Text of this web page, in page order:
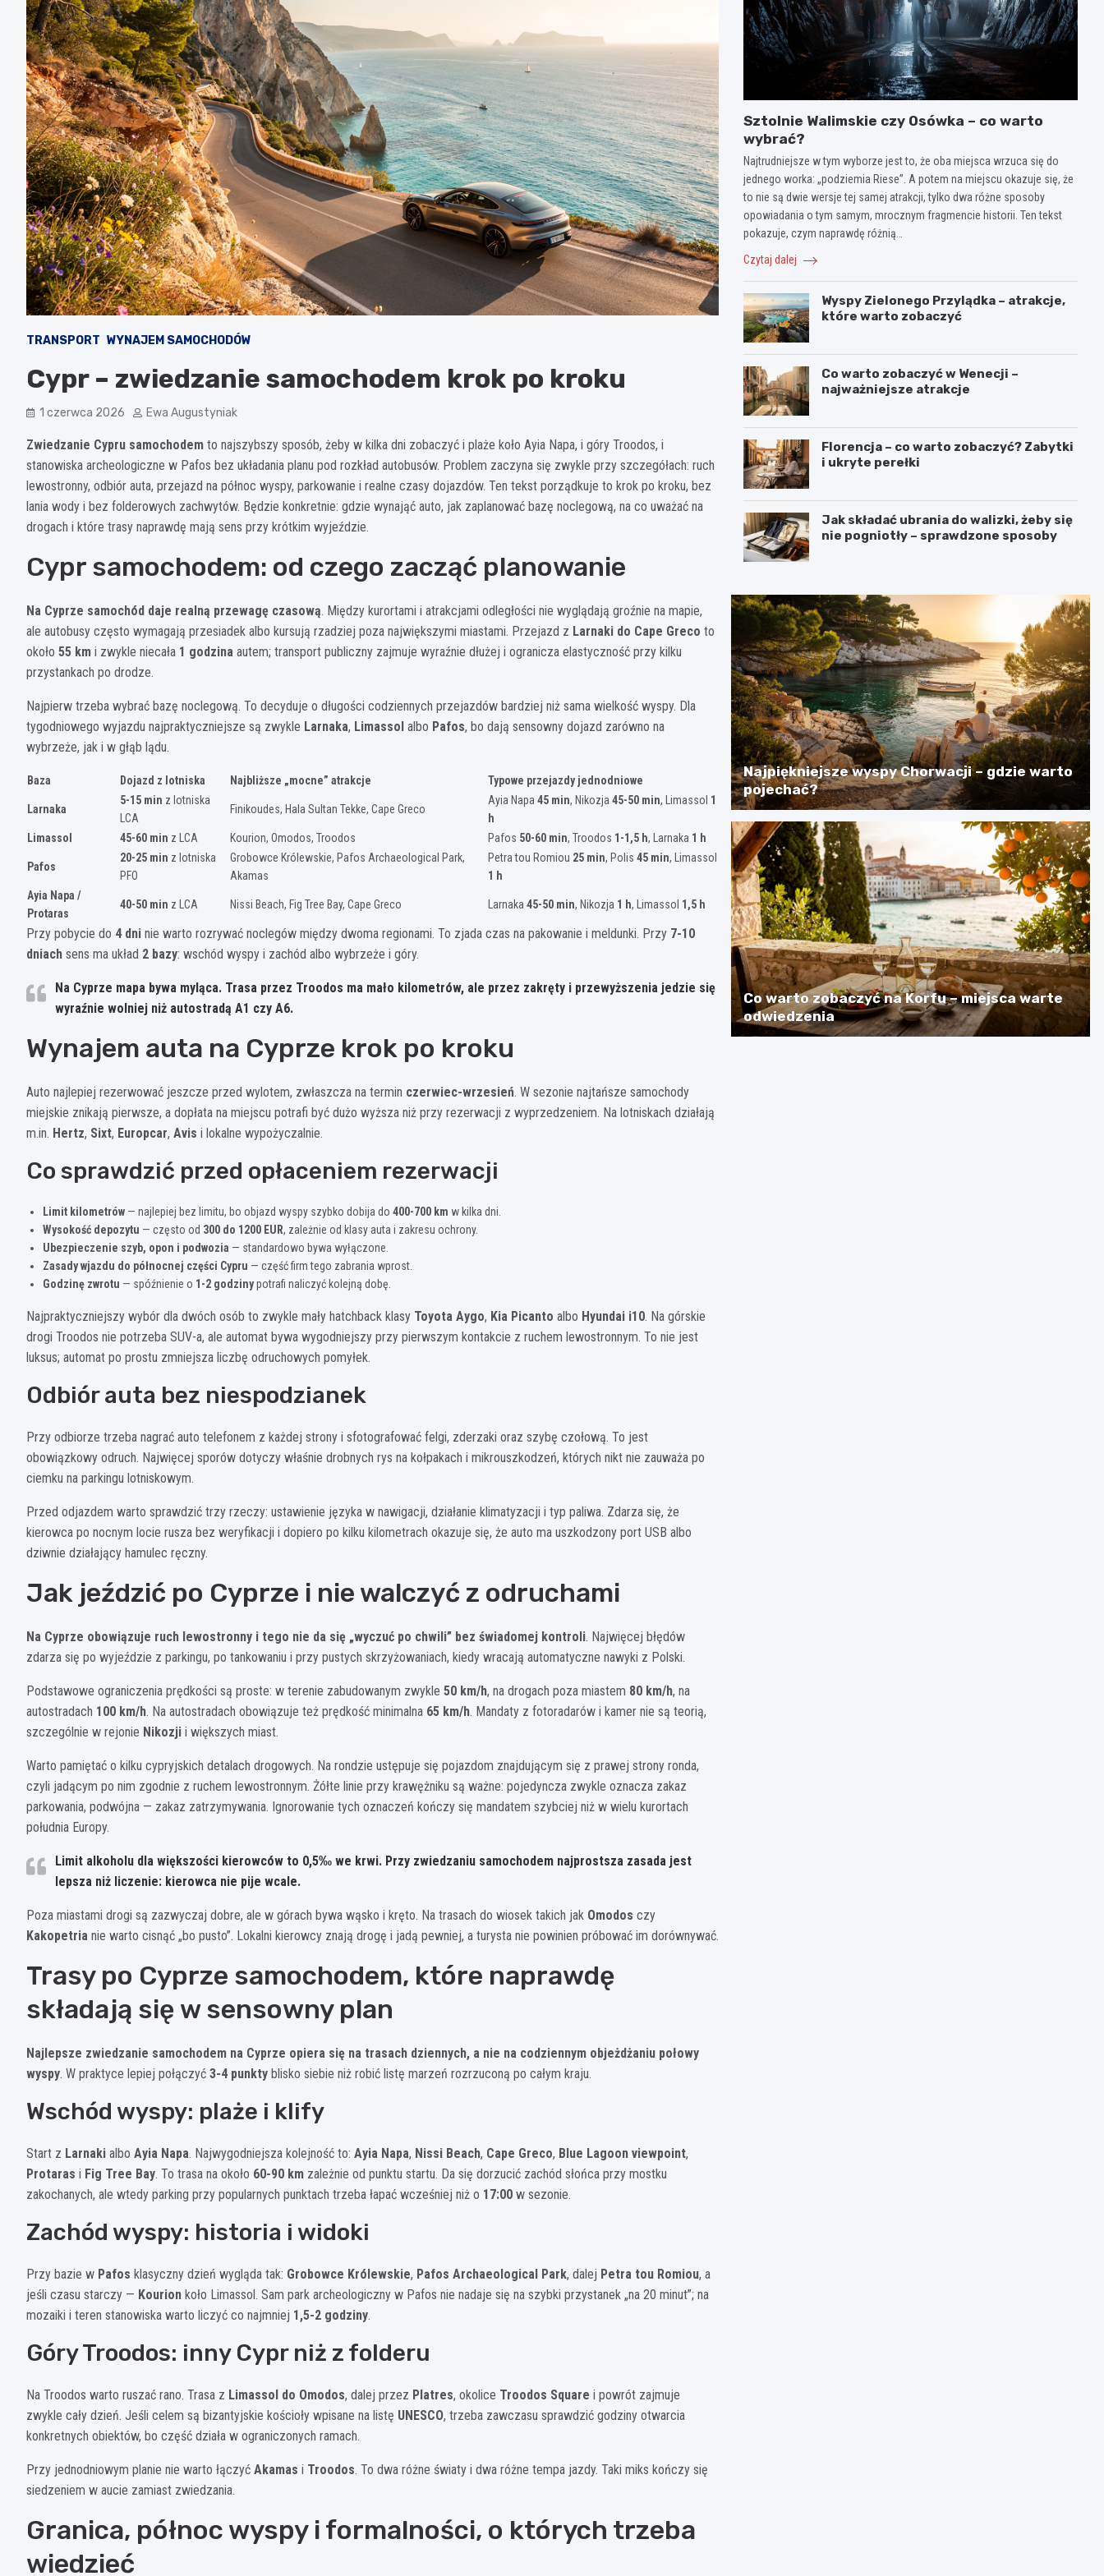
TRANSPORT WYNAJEM SAMOCHODÓW
Cypr – zwiedzanie samochodem krok po kroku
1 czerwca 2026 Ewa Augustyniak
Zwiedzanie Cypru samochodem to najszybszy sposób, żeby w kilka dni zobaczyć i plaże koło Ayia Napa, i góry Troodos, i
stanowiska archeologiczne w Pafos bez układania planu pod rozkład autobusów. Problem zaczyna się zwykle przy szczegółach: ruch
lewostronny, odbiór auta, przejazd na północ wyspy, parkowanie i realne czasy dojazdów. Ten tekst porządkuje to krok po kroku, bez
lania wody i bez folderowych zachwytów. Będzie konkretnie: gdzie wynająć auto, jak zaplanować bazę noclegową, na co uważać na
drogach i które trasy naprawdę mają sens przy krótkim wyjeździe.
Cypr samochodem: od czego zacząć planowanie
Na Cyprze samochód daje realną przewagę czasową. Między kurortami i atrakcjami odległości nie wyglądają groźnie na mapie,
ale autobusy często wymagają przesiadek albo kursują rzadziej poza największymi miastami. Przejazd z Larnaki do Cape Greco to
około 55 km i zwykle niecała 1 godzina autem; transport publiczny zajmuje wyraźnie dłużej i ogranicza elastyczność przy kilku
przystankach po drodze.
Najpierw trzeba wybrać bazę noclegową. To decyduje o długości codziennych przejazdów bardziej niż sama wielkość wyspy. Dla
tygodniowego wyjazdu najpraktyczniejsze są zwykle Larnaka, Limassol albo Pafos, bo dają sensowny dojazd zarówno na
wybrzeże, jak i w głąb lądu.
Baza Dojazd z lotniska Najbliższe „mocne” atrakcje Typowe przejazdy jednodniowe
Larnaka
5-15 min z lotniska
LCA
Finikoudes, Hala Sultan Tekke, Cape Greco
Ayia Napa 45 min, Nikozja 45-50 min, Limassol 1
h
Limassol
45-60 min z LCA Kourion, Omodos, Troodos Pafos 50-60 min, Troodos 1-1,5 h, Larnaka 1 h
Pafos
20-25 min z lotniska
PFO
Grobowce Królewskie, Pafos Archaeological Park,
Akamas
Petra tou Romiou 25 min, Polis 45 min, Limassol
1 h
Ayia Napa /
Protaras
40-50 min z LCA Nissi Beach, Fig Tree Bay, Cape Greco Larnaka 45-50 min, Nikozja 1 h, Limassol 1,5 h
Przy pobycie do 4 dni nie warto rozrywać noclegów między dwoma regionami. To zjada czas na pakowanie i meldunki. Przy 7-10
dniach sens ma układ 2 bazy: wschód wyspy i zachód albo wybrzeże i góry.
Na Cyprze mapa bywa myląca. Trasa przez Troodos ma mało kilometrów, ale przez zakręty i przewyższenia jedzie się
wyraźnie wolniej niż autostradą A1 czy A6.
Wynajem auta na Cyprze krok po kroku
Auto najlepiej rezerwować jeszcze przed wylotem, zwłaszcza na termin czerwiec-wrzesień. W sezonie najtańsze samochody
miejskie znikają pierwsze, a dopłata na miejscu potrafi być dużo wyższa niż przy rezerwacji z wyprzedzeniem. Na lotniskach działają
m.in. Hertz, Sixt, Europcar, Avis i lokalne wypożyczalnie.
Co sprawdzić przed opłaceniem rezerwacji
Limit kilometrów — najlepiej bez limitu, bo objazd wyspy szybko dobija do 400-700 km w kilka dni.
Wysokość depozytu — często od 300 do 1200 EUR, zależnie od klasy auta i zakresu ochrony.
Ubezpieczenie szyb, opon i podwozia — standardowo bywa wyłączone.
Zasady wjazdu do północnej części Cypru — część firm tego zabrania wprost.
Godzinę zwrotu — spóźnienie o 1-2 godzinypotrafi naliczyć kolejną dobę.
Najpraktyczniejszy wybór dla dwóch osób to zwykle mały hatchback klasy Toyota Aygo, Kia Picanto albo Hyundai i10. Na górskie
drogi Troodos nie potrzeba SUV-a, ale automat bywa wygodniejszy przy pierwszym kontakcie z ruchem lewostronnym. To nie jest
luksus; automat po prostu zmniejsza liczbę odruchowych pomyłek.
Odbiór auta bez niespodzianek
Przy odbiorze trzeba nagrać auto telefonem z każdej strony i sfotografować felgi, zderzaki oraz szybę czołową. To jest
obowiązkowy odruch. Najwięcej sporów dotyczy właśnie drobnych rys na kołpakach i mikrouszkodzeń, których nikt nie zauważa po
ciemku na parkingu lotniskowym.
Przed odjazdem warto sprawdzić trzy rzeczy: ustawienie języka w nawigacji, działanie klimatyzacji i typ paliwa. Zdarza się, że
kierowca po nocnym locie rusza bez weryfikacji i dopiero po kilku kilometrach okazuje się, że auto ma uszkodzony port USB albo
dziwnie działający hamulec ręczny.
Jak jeździć po Cyprze i nie walczyć z odruchami
Na Cyprze obowiązuje ruch lewostronny i tego nie da się „wyczuć po chwili” bez świadomej kontroli. Najwięcej błędów
zdarza się po wyjeździe z parkingu, po tankowaniu i przy pustych skrzyżowaniach, kiedy wracają automatyczne nawyki z Polski.
Podstawowe ograniczenia prędkości są proste: w terenie zabudowanym zwykle 50 km/h, na drogach poza miastem 80 km/h, na
autostradach 100 km/h. Na autostradach obowiązuje też prędkość minimalna 65 km/h. Mandaty z fotoradarów i kamer nie są teorią,
szczególnie w rejonie Nikozji i większych miast.
Warto pamiętać o kilku cypryjskich detalach drogowych. Na rondzie ustępuje się pojazdom znajdującym się z prawej strony ronda,
czyli jadącym po nim zgodnie z ruchem lewostronnym. Żółte linie przy krawężniku są ważne: pojedyncza zwykle oznacza zakaz
parkowania, podwójna — zakaz zatrzymywania. Ignorowanie tych oznaczeń kończy się mandatem szybciej niż w wielu kurortach
południa Europy.
Limit alkoholu dla większości kierowców to 0,5‰ we krwi. Przy zwiedzaniu samochodem najprostsza zasada jest
lepsza niż liczenie: kierowca nie pije wcale.
Poza miastami drogi są zazwyczaj dobre, ale w górach bywa wąsko i kręto. Na trasach do wiosek takich jak Omodos czy
Kakopetria nie warto cisnąć „bo pusto”. Lokalni kierowcy znają drogę i jadą pewniej, a turysta nie powinien próbować im dorównywać.
Trasy po Cyprze samochodem, które naprawdę
składają się w sensowny plan
Najlepsze zwiedzanie samochodem na Cyprze opiera się na trasach dziennych, a nie na codziennym objeżdżaniu połowy
wyspy. W praktyce lepiej połączyć 3-4 punkty blisko siebie niż robić listę marzeń rozrzuconą po całym kraju.
Wschód wyspy: plaże i klify
Start z Larnaki albo Ayia Napa. Najwygodniejsza kolejność to: Ayia Napa, Nissi Beach, Cape Greco, Blue Lagoon viewpoint,
Protaras i Fig Tree Bay. To trasa na około 60-90 km zależnie od punktu startu. Da się dorzucić zachód słońca przy mostku
zakochanych, ale wtedy parking przy popularnych punktach trzeba łapać wcześniej niż o 17:00 w sezonie.
Zachód wyspy: historia i widoki
Przy bazie w Pafos klasyczny dzień wygląda tak: Grobowce Królewskie, Pafos Archaeological Park, dalej Petra tou Romiou, a
jeśli czasu starczy — Kourion koło Limassol. Sam park archeologiczny w Pafos nie nadaje się na szybki przystanek „na 20 minut”; na
mozaiki i teren stanowiska warto liczyć co najmniej 1,5-2 godziny.
Góry Troodos: inny Cypr niż z folderu
Na Troodos warto ruszać rano. Trasa z Limassol do Omodos, dalej przez Platres, okolice Troodos Square i powrót zajmuje
zwykle cały dzień. Jeśli celem są bizantyjskie kościoły wpisane na listę UNESCO, trzeba zawczasu sprawdzić godziny otwarcia
konkretnych obiektów, bo część działa w ograniczonych ramach.
Przy jednodniowym planie nie warto łączyć Akamas i Troodos. To dwa różne światy i dwa różne tempa jazdy. Taki miks kończy się
siedzeniem w aucie zamiast zwiedzania.
Granica, północ wyspy i formalności, o których trzeba
wiedzieć
Sztolnie Walimskie czy Osówka – co warto
wybrać?
Najtrudniejsze w tym wyborze jest to, że oba miejsca wrzuca się do
jednego worka: „podziemia Riese”. A potem na miejscu okazuje się, że
to nie są dwie wersje tej samej atrakcji, tylko dwa różne sposoby
opowiadania o tym samym, mrocznym fragmencie historii. Ten tekst
pokazuje, czym naprawdę różnią…
Czytaj dalej
Wyspy Zielonego Przylądka – atrakcje,
które warto zobaczyć
Co warto zobaczyć w Wenecji –
najważniejsze atrakcje
Florencja – co warto zobaczyć? Zabytki
i ukryte perełki
Jak składać ubrania do walizki, żeby się
nie pogniotły – sprawdzone sposoby
Najpiękniejsze wyspy Chorwacji – gdzie warto
pojechać?
Co warto zobaczyć na Korfu – miejsca warte
odwiedzenia